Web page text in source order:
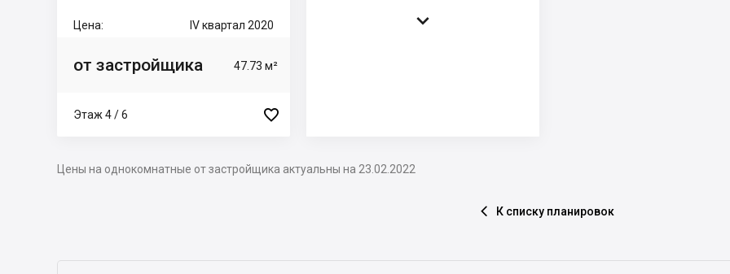
Цена: IV квартал 2020
от застройщика 47.73 м²
Этаж 4 / 6 

Цены на однокомнатные от застройщика актуальны на 23.02.2022
 К списку планировок